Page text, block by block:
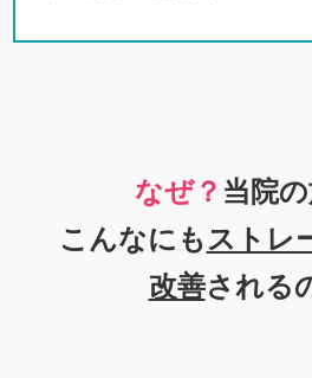
なぜ？ 当院の
こんなにもストレ
改善される